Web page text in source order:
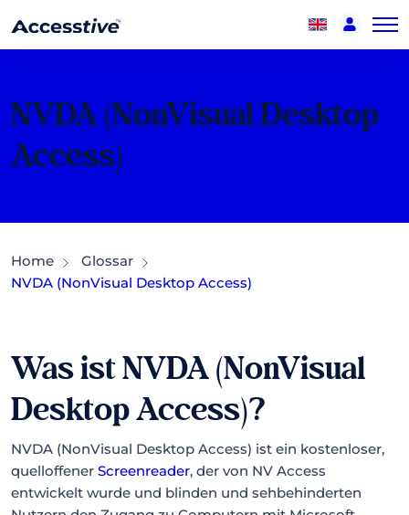
NVDA (NonVisual Desktop
Access)
Home
Glossar
NVDA (NonVisual Desktop Access)
Was ist NVDA (NonVisual
Desktop Access)?
NVDA (NonVisual Desktop Access) ist ein kostenloser,
quelloffener Screenreader, der von NV Access
entwickelt wurde und blinden und sehbehinderten